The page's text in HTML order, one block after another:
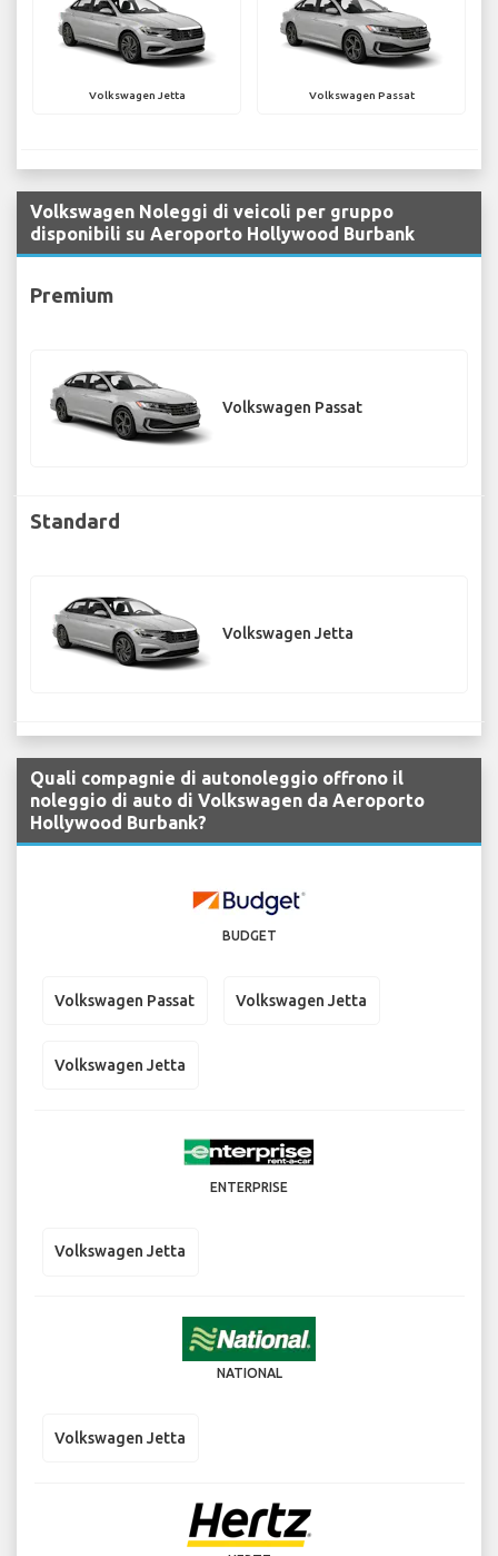
Volkswagen Jetta Volkswagen Passat
Volkswagen Noleggi di veicoli per gruppo
disponibili su Aeroporto Hollywood Burbank
Premium
Volkswagen Passat
Standard
Volkswagen Jetta
Quali compagnie di autonoleggio offrono il
noleggio di auto di Volkswagen da Aeroporto
Hollywood Burbank?
BUDGET
Volkswagen Passat Volkswagen Jetta
Volkswagen Jetta
ENTERPRISE
Volkswagen Jetta
NATIONAL
Volkswagen Jetta